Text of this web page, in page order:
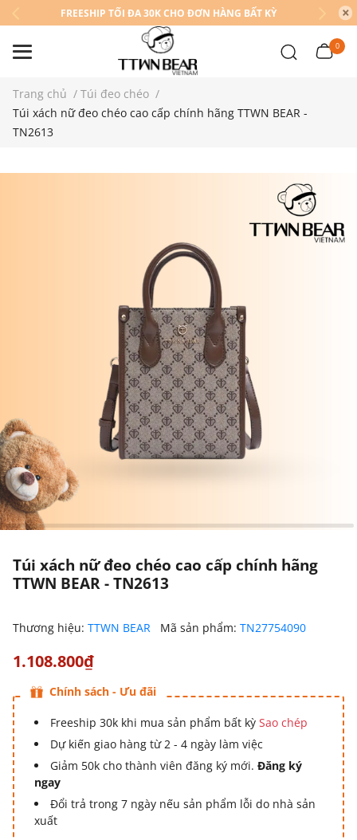
FREESHIP TỐI ĐA 30K CHO ĐƠN HÀNG BẤT KỲ
0
Trang chủ / Túi đeo chéo /
Túi xách nữ đeo chéo cao cấp chính hãng TTWN BEAR -
TN2613
Túi xách nữ đeo chéo cao cấp chính hãng
TTWN BEAR - TN2613
Thương hiệu: TTWN BEAR Mã sản phẩm: TN27754090
1.108.800₫
Chính sách - Ưu đãi
Freeship 30k khi mua sản phẩm bất kỳ Sao chép
Dự kiến giao hàng từ 2 - 4 ngày làm việc
Giảm 50k cho thành viên đăng ký mới. Đăng ký
ngay
Đổi trả trong 7 ngày nếu sản phẩm lỗi do nhà sản
xuất